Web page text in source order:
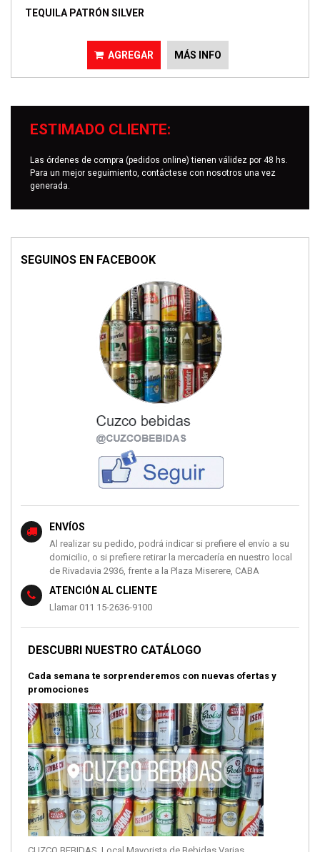
TEQUILA PATRÓN SILVER
AGREGAR MÁS INFO
ESTIMADO CLIENTE:
Las órdenes de compra (pedidos online) tienen válidez por 48 hs.
Para un mejor seguimiento, contáctese con nosotros una vez
generada.
SEGUINOS EN FACEBOOK
ENVÍOS
Al realizar su pedido, podrá indicar si prefiere el envío a su
domicilio, o si prefiere retirar la mercadería en nuestro local
de Rivadavia 2936, frente a la Plaza Miserere, CABA
ATENCIÓN AL CLIENTE
Llamar 011 15-2636-9100
DESCUBRI NUESTRO CATÁLOGO
Cada semana te sorprenderemos con nuevas ofertas y
promociones